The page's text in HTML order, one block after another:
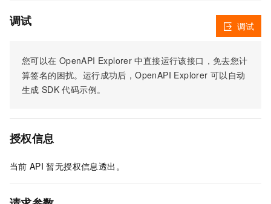
调试
您可以在 OpenAPI Explorer 中直接运行该接口，免去您计
算签名的困扰。运行成功后，OpenAPI Explorer 可以自动
生成 SDK 代码示例。
调试
授权信息
当前 API 暂无授权信息透出。